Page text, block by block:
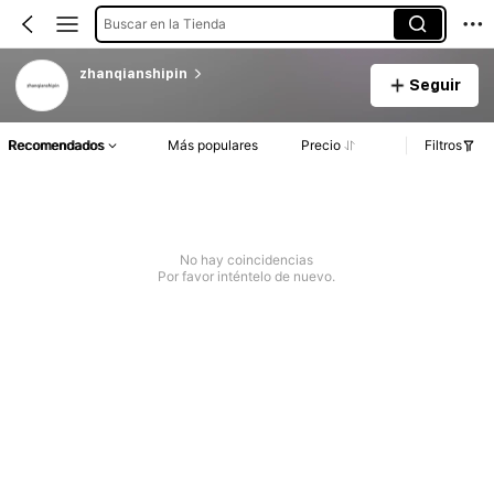
Buscar en la Tienda
zhanqianshipin
Seguir
Recomendados Más populares Precio Filtros
No hay coincidencias
Por favor inténtelo de nuevo.